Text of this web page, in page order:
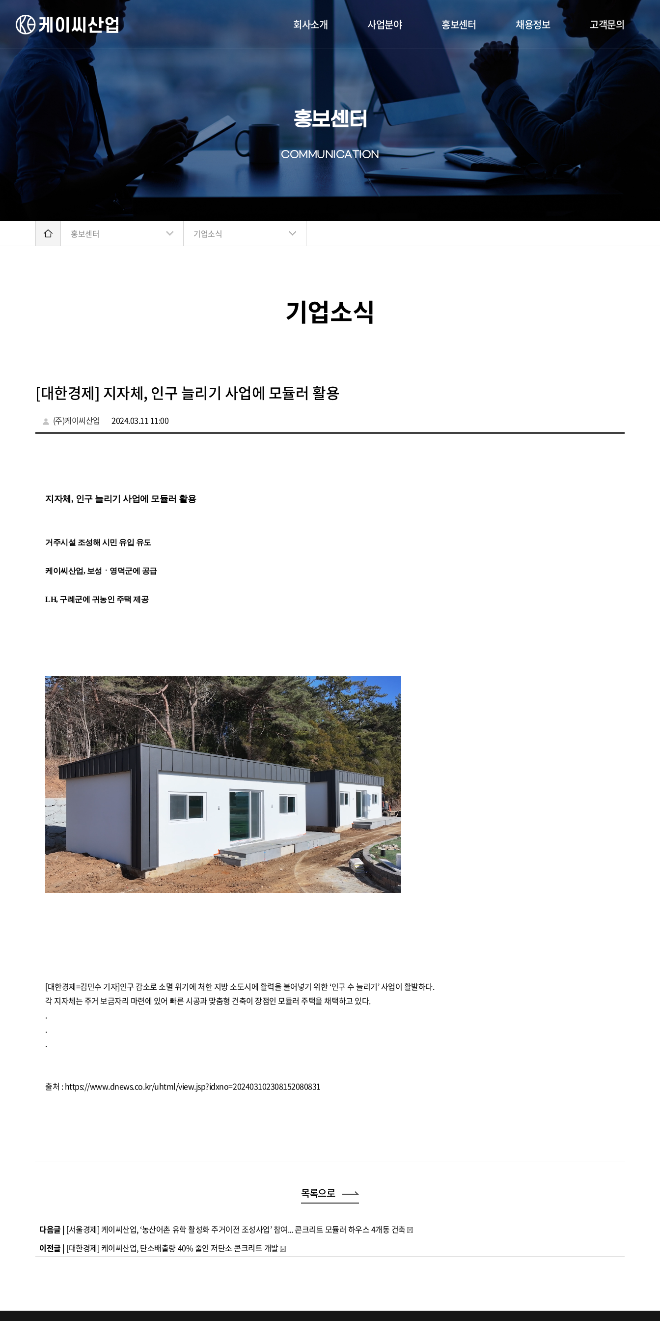
회사소개 사업분야 홍보센터 채용정보 고객문의
홍보센터
COMMUNICATION
홍보센터 기업소식
기업소식
[대한경제] 지자체, 인구 늘리기 사업에 모듈러 활용
(주)케이씨산업 2024.03.11 11:00
지자체, 인구 늘리기 사업에 모듈러 활용
거주시설 조성해 시민 유입 유도
케이씨산업, 보성ㆍ영덕군에 공급
LH, 구례군에 귀농인 주택 제공
[대한경제=김민수 기자]인구 감소로 소멸 위기에 처한 지방 소도시에 활력을 불어넣기 위한 ‘인구 수 늘리기’ 사업이 활발하다.
각 지자체는 주거 보금자리 마련에 있어 빠른 시공과 맞춤형 건축이 장점인 모듈러 주택을 채택하고 있다.
.
.
.
출처 :https://www.dnews.co.kr/uhtml/view.jsp?idxno=202403102308152080831
목록으로
다음글 | [서울경제] 케이씨산업, ‘농산어촌 유학 활성화 주거이전 조성사업’ 참여... 콘크리트 모듈러 하우스 4개동 건축
이전글 | [대한경제] 케이씨산업, 탄소배출량 40% 줄인 저탄소 콘크리트 개발